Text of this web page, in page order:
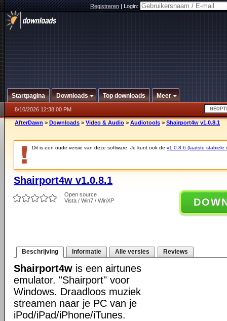
Registreren|Login:
Startpagina Downloads Top downloads Meer
8/10/2026 12:38:00 PM
AfterDawn > Downloads > Video & Audio > Audiotools > Shairport4w v1.0.8.1
Dit is een oude versie van deze software. Je kunt ook de v1.0.8.6 (laatste stabiele
Shairport4w v1.0.8.1
Open source
Vista / Win7 / WinXP
Beschrijving Informatie Alle versies Reviews
Shairport4w is een airtunes
emulator. "Shairport" voor
Windows. Draadloos muziek
streamen naar je PC van je
iPod/iPad/iPhone/iTunes.